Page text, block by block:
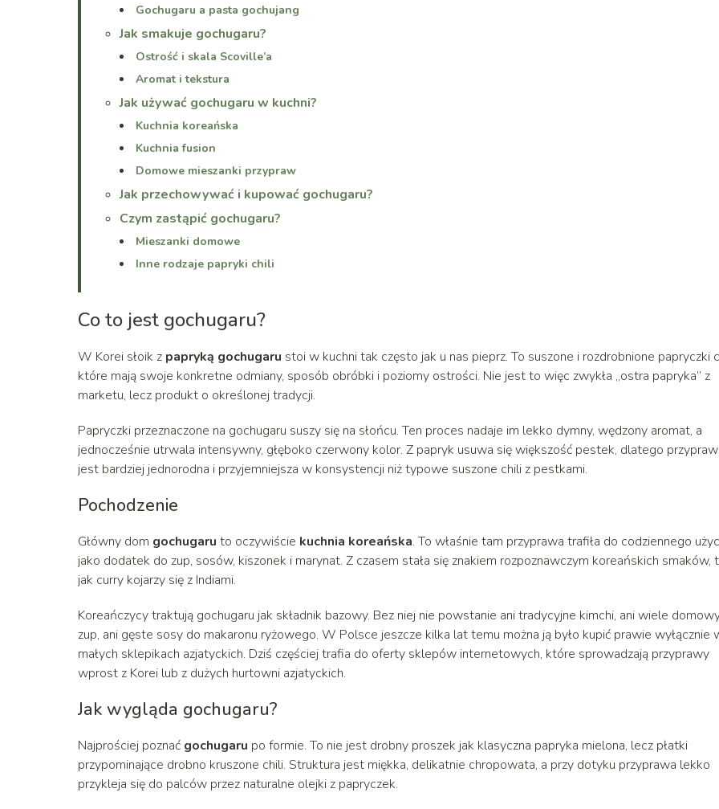
Gochugaru a pasta gochujang
Jak smakuje gochugaru?
Ostrość i skala Scoville’a
Aromat i tekstura
Jak używać gochugaru w kuchni?
Kuchnia koreańska
Kuchnia fusion
Domowe mieszanki przypraw
Jak przechowywać i kupować gochugaru?
Czym zastąpić gochugaru?
Mieszanki domowe
Inne rodzaje papryki chili
Co to jest gochugaru?
W Korei słoik z papryką gochugaru stoi w kuchni tak często jak u nas pieprz. To suszone i rozdrobnione papryczki
które mają swoje konkretne odmiany, sposób obróbki i poziomy ostrości. Nie jest to więc zwykła „ostra papryka” z
marketu, lecz produkt o określonej tradycji.
Papryczki przeznaczone na gochugaru suszy się na słońcu. Ten proces nadaje im lekko dymny, wędzony aromat, a
jednocześnie utrwala intensywny, głęboko czerwony kolor. Z papryk usuwa się większość pestek, dlatego
jest bardziej jednorodna i przyjemniejsza w konsystencji niż typowe suszone chili z pestkami.
Pochodzenie
Główny dom gochugaru to oczywiście kuchnia koreańska. To właśnie tam przyprawa trafiła do codziennego
jako dodatek do zup, sosów, kiszonek i marynat. Z czasem stała się znakiem rozpoznawczym koreańskich smaków,
jak curry kojarzy się z Indiami.
Koreańczycy traktują gochugaru jak składnik bazowy. Bez niej nie powstanie ani tradycyjne kimchi, ani wiele
zup, ani gęste sosy do makaronu ryżowego. W Polsce jeszcze kilka lat temu można ją było kupić prawie wyłącznie
małych sklepikach azjatyckich. Dziś częściej trafia do oferty sklepów internetowych, które sprowadzają przyprawy
wprost z Korei lub z dużych hurtowni azjatyckich.
Jak wygląda gochugaru?
Najprościej poznać gochugaru po formie. To nie jest drobny proszek jak klasyczna papryka mielona, lecz płatki
przypominające drobno kruszone chili. Struktura jest miękka, delikatnie chropowata, a przy dotyku przyprawa lekko
przykleja się do palców przez naturalne olejki z papryczek.